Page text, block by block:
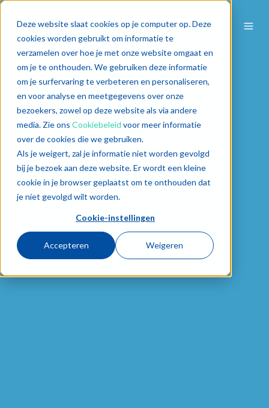
Deze website slaat cookies op je computer op. Deze
cookies worden gebruikt om informatie te
verzamelen over hoe je met onze website omgaat en
om je te onthouden. We gebruiken deze informatie
om je surfervaring te verbeteren en personaliseren,
en voor analyse en meetgegevens over onze
bezoekers, zowel op deze website als via andere
media. Zie ons Cookiebeleid voor meer informatie
over de cookies die we gebruiken.
Als je weigert, zal je informatie niet worden gevolgd
bij je bezoek aan deze website. Er wordt een kleine
cookie in je browser geplaatst om te onthouden dat
je niet gevolgd wilt worden.
Cookie-instellingen
Accepteren Weigeren